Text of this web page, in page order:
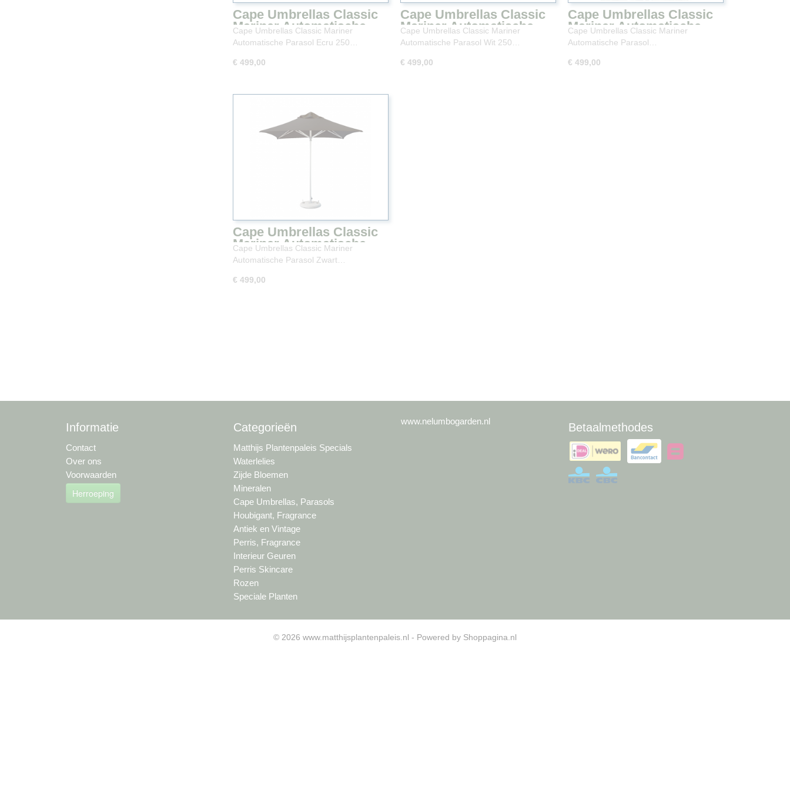
Cape Umbrellas Classic
Mariner Automatische
Parasol Ecru 250 × 250
cm
Cape Umbrellas Classic Mariner
Automatische Parasol Ecru 250…
€ 499,00
Cape Umbrellas Classic
Mariner Automatische
Parasol Wit 250 × 250 cm
Cape Umbrellas Classic Mariner
Automatische Parasol Wit 250…
€ 499,00
Cape Umbrellas Classic
Mariner Automatische
Parasol Olijfgroen 250 ×
250 cm
Cape Umbrellas Classic Mariner
Automatische Parasol…
€ 499,00
Cape Umbrellas Classic
Mariner Automatische
Parasol Zwart 250 × 250
cm
Cape Umbrellas Classic Mariner
Automatische Parasol Zwart…
€ 499,00
Informatie
Contact
Over ons
Voorwaarden
Herroeping
Categorieën
Matthijs Plantenpaleis Specials
Waterlelies
Zijde Bloemen
Mineralen
Cape Umbrellas, Parasols
Houbigant, Fragrance
Antiek en Vintage
Perris, Fragrance
Interieur Geuren
Perris Skincare
Rozen
Speciale Planten
www.nelumbogarden.nl Betaalmethodes
© 2026 www.matthijsplantenpaleis.nl - Powered by Shoppagina.nl